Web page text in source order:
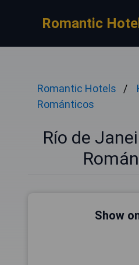
Romantic
Romantic Hotels
Románticos
Río de
Show